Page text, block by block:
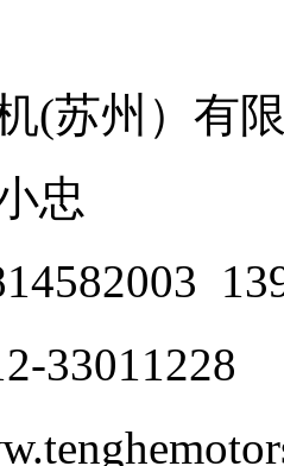
(苏州）有
忠
33011228